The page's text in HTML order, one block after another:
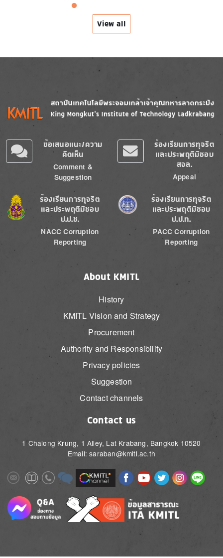
View all
Image
ข้อเสนอแนะ/ความ
คิดเห็น
Comment &
Suggestion
ร้องเรียนการทุจริต
และประพฤติมิชอบ
สจล.
Appeal
Image
ร้องเรียนการทุจริต
และประพฤติมิชอบ
ป.ป.ช.
NACC Corruption
Reporting
Image
ร้องเรียนการทุจริต
และประพฤติมิชอบ
ป.ป.ท.
PACC Corruption
Reporting
About KMITL
History
KMITL Vision and Strategy
Procurement
Authority and Responsibility
Privacy policies
Suggestion
Contact channels
Contact us
1 Chalong Krung, 1 Alley, Lat Krabang, Bangkok 10520
Email: saraban@kmitl.ac.th
ImageImageImageImage Image ImageImageImageImageImage
Image Image